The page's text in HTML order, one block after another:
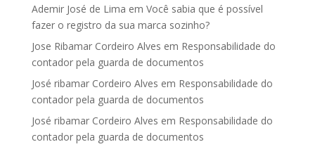
Ademir José de Lima em Você sabia que é possível
fazer o registro da sua marca sozinho?
Jose Ribamar Cordeiro Alves em Responsabilidade do
contador pela guarda de documentos
José ribamar Cordeiro Alves em Responsabilidade do
contador pela guarda de documentos
José ribamar Cordeiro Alves em Responsabilidade do
contador pela guarda de documentos